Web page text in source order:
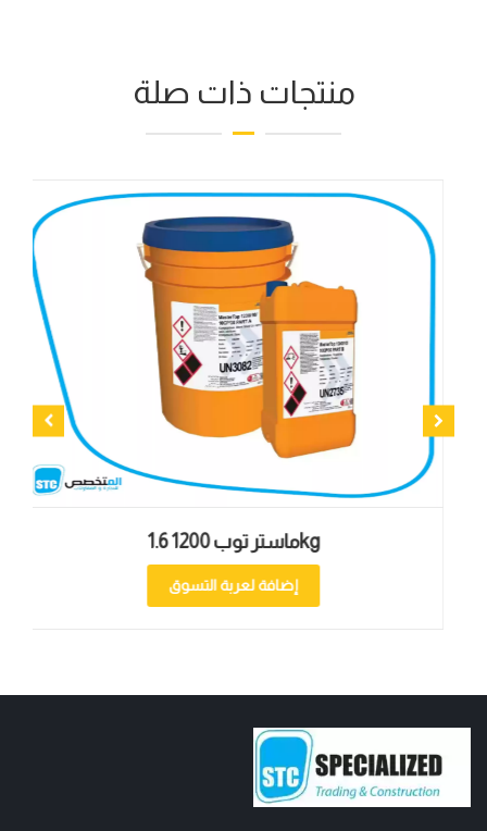
منتجات ذات صلة
ماستر توب 1200 1.6kg
إضافة لعربة التسوق